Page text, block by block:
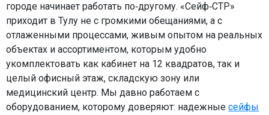
городе начинает работать по‑другому. «Сейф‑СТР»
приходит в Тулу не с громкими обещаниями, а с
отлаженными процессами, живым опытом на реальных
объектах и ассортиментом, которым удобно
укомплектовать как кабинет на 12 квадратов, так и
целый офисный этаж, складскую зону или
медицинский центр. Мы давно работаем с
оборудованием, которому доверяют: надежные сейфы